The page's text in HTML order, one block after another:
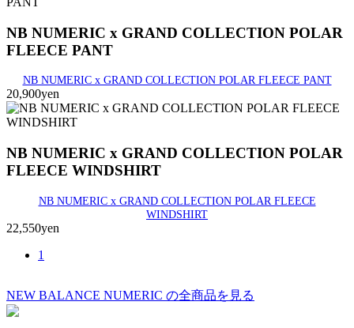
NB NUMERIC x GRAND COLLECTION POLAR
FLEECE PANT
NB NUMERIC x GRAND COLLECTION POLAR FLEECE PANT
20,900yen
NB NUMERIC x GRAND COLLECTION POLAR
FLEECE WINDSHIRT
NB NUMERIC x GRAND COLLECTION POLAR FLEECE
WINDSHIRT
22,550yen
1
NEW BALANCE NUMERIC の全商品を見る